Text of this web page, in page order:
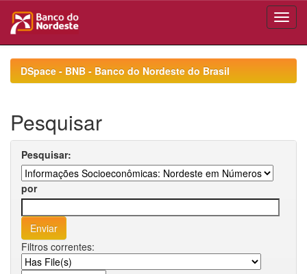
navigationDSpace - BNB - Banco do Nordeste do Brasil
Pesquisar
Pesquisar:
por
Filtros correntes: